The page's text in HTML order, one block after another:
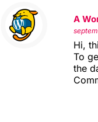
A
Hi,
To
the